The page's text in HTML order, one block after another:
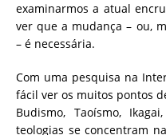
examinarmos a atual
ver que a mudança – ou,
– é necessária.
Com uma pesquisa na
fácil ver os muitos pontos
Budismo, Taoísmo,
teologias se concentram